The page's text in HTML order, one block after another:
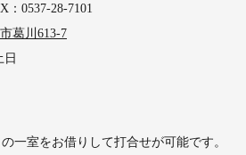
：0537-28-7101
葛川613-7
日
一室をお借りして打合せが可能です。